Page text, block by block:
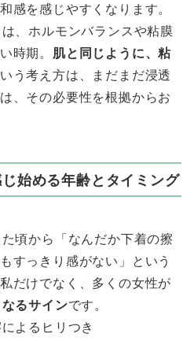
感を感じやすくなります。
、ホルモンバランスや粘膜
時期。 肌と同じように、粘
う考え方は、まだまだ浸透
、その必要性を根拠からお
始める年齢とタイミング
頃から「なんだか下着の擦
すっきり感がない」という
だけでなく、多くの女性が
るサインです。
よるヒリつき